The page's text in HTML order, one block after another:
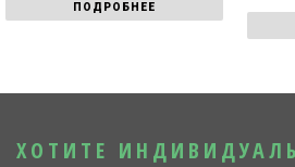
ПОДРОБНЕЕ
ХОТИТЕ